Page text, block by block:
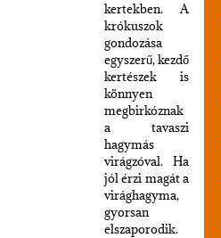
kertekben. A
krókuszok
gondozása
egyszerű, kezdő
kertészek is
könnyen
megbirkóznak
a tavaszi
hagymás
virágzóval. Ha
jól érzi magát a
virághagyma,
gyorsan
elszaporodik.